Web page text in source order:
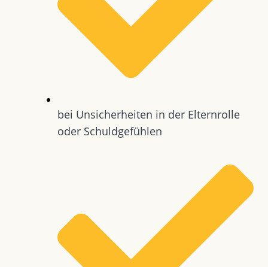
bei Unsicherheiten in der Elternrolle
oder Schuldgefühlen